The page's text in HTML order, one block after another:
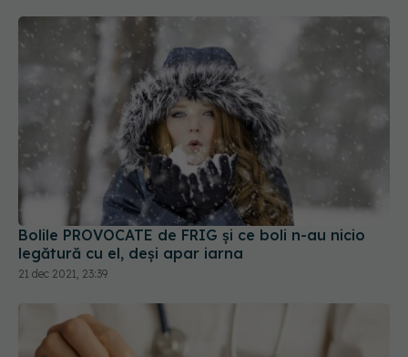
Bolile PROVOCATE de FRIG și ce boli n-au nicio
legătură cu el, deși apar iarna